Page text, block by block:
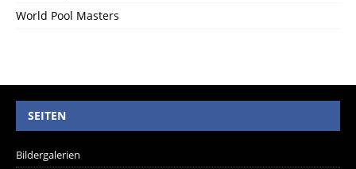
World Pool Masters
SEITEN
Bildergalerien